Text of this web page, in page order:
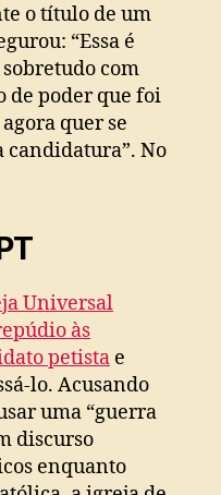
o título de um
“Essa é
com
de poder que foi
quer se
No
Universal
às
petista e
lo. Acusando
uma “guerra
discurso
enquanto